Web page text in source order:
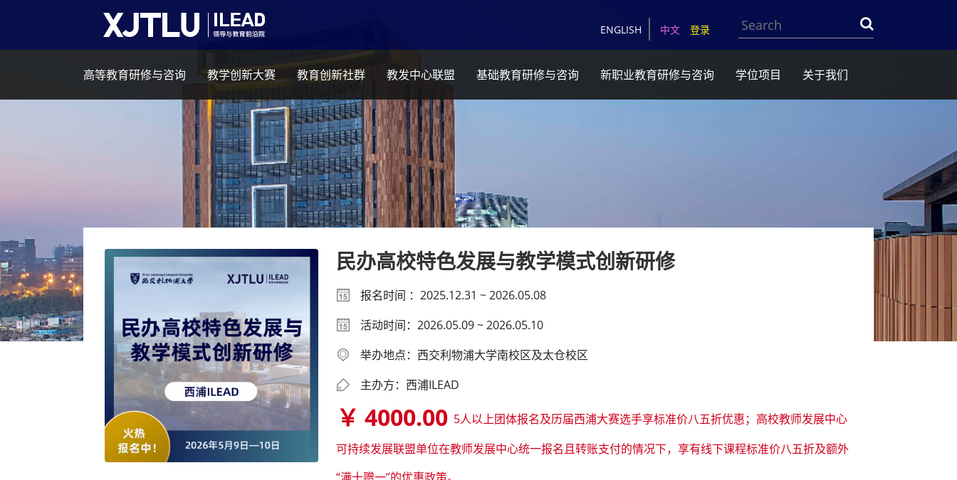
ENGLISH 中文 登录
高等教育研修与咨询 教学创新大赛 教育创新社群 教发中心联盟 基础教育研修与咨询 新职业教育研修与咨询 学位项目 关于我们
民办高校特色发展与教学模式创新研修
报名时间 ：2025.12.31 ~ 2026.05.08
活动时间：2026.05.09 ~ 2026.05.10
举办地点：西交利物浦大学南校区及太仓校区
主办方：西浦ILEAD
￥ 4000.00 5人以上团体报名及历届西浦大赛选手享标准价八五折优惠；高校教师发展中心
可持续发展联盟单位在教师发展中心统一报名且转账支付的情况下，享有线下课程标准价八五折及额外